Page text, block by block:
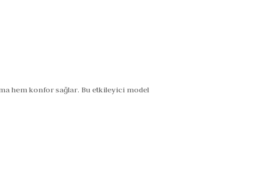
hem konfor sağlar. Bu etkileyici model